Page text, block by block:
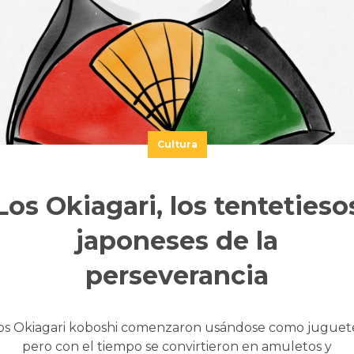
Cultura
Okiagari, los
japoneses de la
perseverancia
Okiagari koboshi comenzaron usándose como
pero con el tiempo se convirtieron en amuletos y